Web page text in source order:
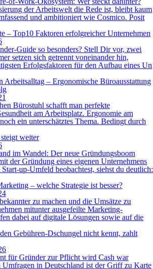
der Arbeitswelt die Rede ist, bleibt kaum
und ambitioniert wie Cosmico. Posit
– Top10 Faktoren erfolgreicher Unternehmen
Guide so besonders? Stell Dir vor, zwei
setzen sich getrennt voneinander hin,
Erfolgsfaktoren für den Aufbau eines Un
Arbeitsalltag – Ergonomische Büroausstattung
Bürostuhl schafft man perfekte
am Arbeitsplatz. Ergonomie am
ein unterschätztes Thema. Bedingt durch
weiter
im Wandel: Der neue Gründungsboom
der Gründung eines eigenen Unternehmens
up-Umfeld beobachtest, siehst du deutlich:
– welche Strategie ist besser?
zu machen und die Umsätze zu
mitunter ausgefeilte Marketing-
dabei auf digitale Lösungen sowie auf die
Gebühren-Dschungel nicht kennt, zahlt
für Gründer zur Pflicht wird Cash war
Umfragen in Deutschland ist der Griff zu Karte